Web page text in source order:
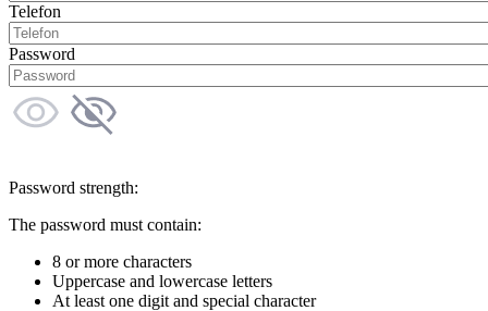
Telefon
Password
Password strength:
The password must contain:
8 or more characters
Uppercase and lowercase letters
At least one digit and special character